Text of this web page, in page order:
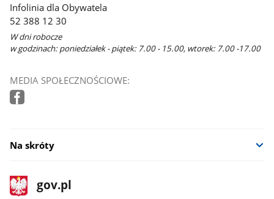
Infolinia dla Obywatela
52 388 12 30
W dni robocze
w godzinach: poniedziałek - piątek: 7.00 - 15.00, wtorek: 7.00 -17.00
MEDIA SPOŁECZNOŚCIOWE:
Na skróty
stopka
gov.pl
Strona
gov.pl